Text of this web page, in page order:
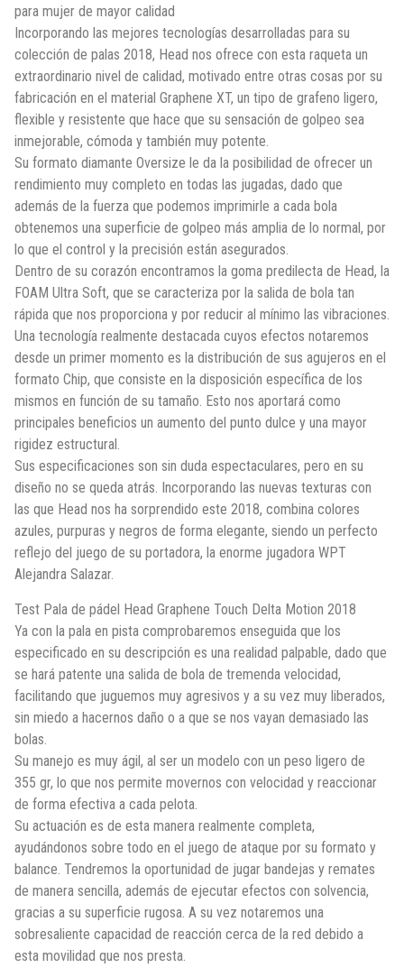
para mujer de mayor calidad
Incorporando las mejores tecnologías desarrolladas para su
colección de palas 2018, Head nos ofrece con esta raqueta un
extraordinario nivel de calidad, motivado entre otras cosas por su
fabricación en el material Graphene XT, un tipo de grafeno ligero,
flexible y resistente que hace que su sensación de golpeo sea
inmejorable, cómoda y también muy potente.
Su formato diamante Oversize le da la posibilidad de ofrecer un
rendimiento muy completo en todas las jugadas, dado que
además de la fuerza que podemos imprimirle a cada bola
obtenemos una superficie de golpeo más amplia de lo normal, por
lo que el control y la precisión están asegurados.
Dentro de su corazón encontramos la goma predilecta de Head, la
FOAM Ultra Soft, que se caracteriza por la salida de bola tan
rápida que nos proporciona y por reducir al mínimo las vibraciones.
Una tecnología realmente destacada cuyos efectos notaremos
desde un primer momento es la distribución de sus agujeros en el
formato Chip, que consiste en la disposición específica de los
mismos en función de su tamaño. Esto nos aportará como
principales beneficios un aumento del punto dulce y una mayor
rigidez estructural.
Sus especificaciones son sin duda espectaculares, pero en su
diseño no se queda atrás. Incorporando las nuevas texturas con
las que Head nos ha sorprendido este 2018, combina colores
azules, purpuras y negros de forma elegante, siendo un perfecto
reflejo del juego de su portadora, la enorme jugadora WPT
Alejandra Salazar.
Test Pala de pádel Head Graphene Touch Delta Motion 2018
Ya con la pala en pista comprobaremos enseguida que los
especificado en su descripción es una realidad palpable, dado que
se hará patente una salida de bola de tremenda velocidad,
facilitando que juguemos muy agresivos y a su vez muy liberados,
sin miedo a hacernos daño o a que se nos vayan demasiado las
bolas.
Su manejo es muy ágil, al ser un modelo con un peso ligero de
355 gr, lo que nos permite movernos con velocidad y reaccionar
de forma efectiva a cada pelota.
Su actuación es de esta manera realmente completa,
ayudándonos sobre todo en el juego de ataque por su formato y
balance. Tendremos la oportunidad de jugar bandejas y remates
de manera sencilla, además de ejecutar efectos con solvencia,
gracias a su superficie rugosa. A su vez notaremos una
sobresaliente capacidad de reacción cerca de la red debido a
esta movilidad que nos presta.